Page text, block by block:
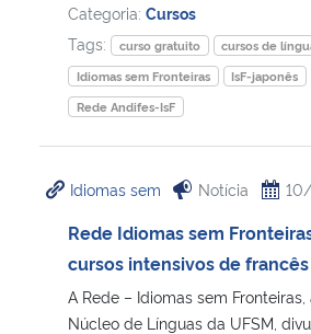
Secretaria-Geral
Secretaria de Governo
Advocacia-Geral da União
Banco Central do Brasil
Categoria: Cursos
Tags:
curso gratuito
cursos de
Idiomas sem Fronteiras
IsF-japonês
Rede Andifes-IsF
Idiomas sem Notícia
Rede Idiomas sem
cursos intensivos de francês
A Rede – Idiomas sem
Núcleo de Línguas da UFSM,